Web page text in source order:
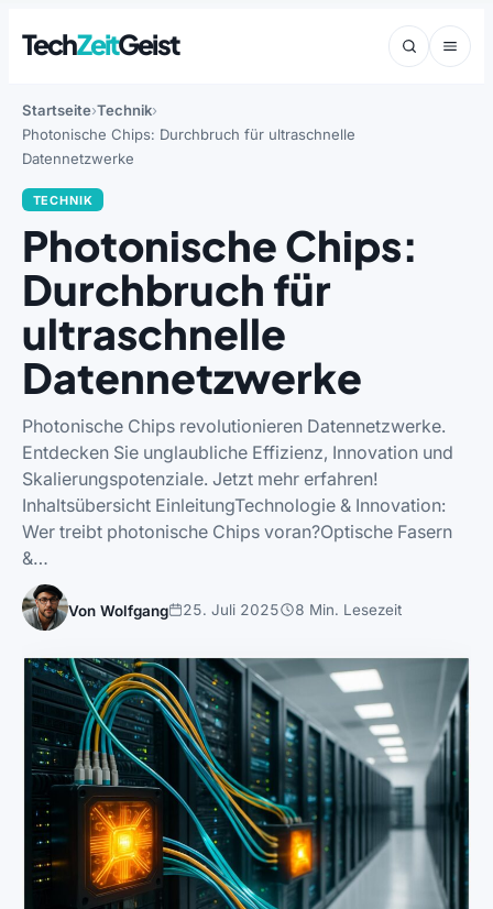
TechZeitGeist
Startseite Technik
Photonische Chips: Durchbruch für ultraschnelle
Datennetzwerke
TECHNIK
Photonische Chips:
Durchbruch für
ultraschnelle
Datennetzwerke
Photonische Chips revolutionieren Datennetzwerke.
Entdecken Sie unglaubliche Effizienz, Innovation und
Skalierungspotenziale. Jetzt mehr erfahren!
Inhaltsübersicht EinleitungTechnologie & Innovation:
Wer treibt photonische Chips voran?Optische Fasern
&…
Von Wolfgang 25. Juli 2025 8 Min. Lesezeit